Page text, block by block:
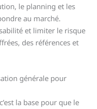
le planning et les
au marché.
et limiter le risque
des références et
générale pour
la base pour que le